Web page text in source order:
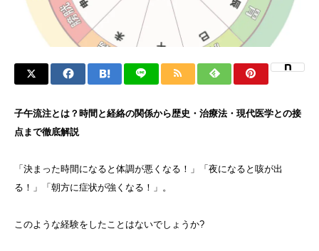
子午流注とは？時間と経絡の関係から歴史・治療法・現代医学との接
点まで徹底解説
「決まった時間になると体調が悪くなる！」「夜になると咳が出
る！」「朝方に症状が強くなる！」。
このような経験をしたことはないでしょうか?